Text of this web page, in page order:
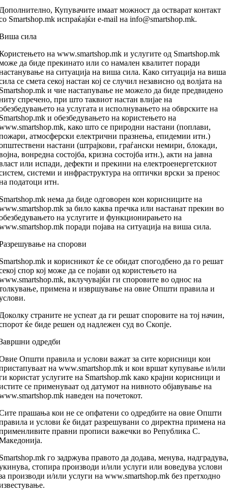
Купувачите имаат можност да остварат контакт
Smartshop.mk испраќајќи e-mail на info@smartshop.mk.
сила
на www.smartshop.mk и услугите од Smartshop.mk
да биде прекинато или со намален квалитет поради
на ситуација на виша сила. Како ситуација на виша
се смета секој настан кој се случил независно од волјата на
и чие настапување не можело да биде предвидено
спречено, при што таквиот настан влијае на
на услугата и исполнувањето на обврските на
и обезбедувањето на користењето на
како што се природни настани (поплави,
атмосферски електрични празнења, епидемии итн.)
настани (штрајкови, граѓански немири, блокади,
вонредна состојба, кризна состојба итн.), акти на јавна
или испади, дефекти и прекини на електроенергетскиот
системи и инфраструктура на оптички врски за пренос
податоци итн.
нема да биде одговорен кон корисниците на
за било каква пречка или настанат прекин во
на услугите и функционирањето на
поради појава на ситуација на виша сила.
на спорови
и корисникот ќе се обидат спогодбено да го решат
спор кој може да се појави од користењето на
вклучувајќи ги споровите во однос на
примена и извршување на овие Општи правила и
страните не успеат да ги решат споровите на тој начин,
ќе биде решен од надлежен суд во Скопје.
одредби
Општи правила и услови важат за сите корисници кои
на www.smartshop.mk и кои вршат купување и/или
користат услугите на Smartshop.mk како крајни корисници и
се применуваат од датумот на нивното објавување на
наведен на почетокот.
прашања кои не се опфатени со одредбите на овие Општи
и услови ќе бидат разрешувани со директна примена на
правни прописи важечки во Република С.
го задржува правото да додава, менува, надградува,
стопира производи и/или услуги или воведува услови
производи и/или услуги на www.smartshop.mk без претходно